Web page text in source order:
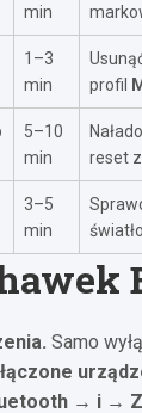
min
1–3
min
profil
5–10
min
reset
3–5
min
Samo
→ i →